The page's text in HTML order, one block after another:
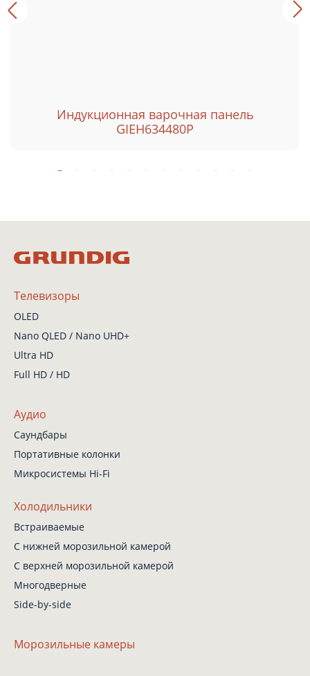
Индукционная варочная панель
GIEH634480P
Телевизоры
OLED
Nano QLED / Nano UHD+
Ultra HD
Full HD / HD
Аудио
Саундбары
Портативные колонки
Микросистемы Hi-Fi
Холодильники
Встраиваемые
С нижней морозильной камерой
С верхней морозильной камерой
Многодверные
Side-by-side
Морозильные камеры